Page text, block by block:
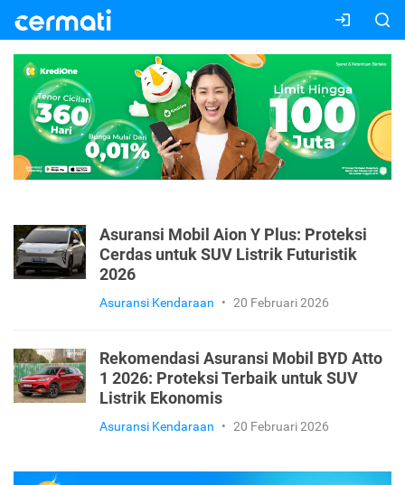
Asuransi Mobil Aion Y Plus: Proteksi
Cerdas untuk SUV Listrik Futuristik
2026
Asuransi Kendaraan • 20 Februari 2026
Rekomendasi Asuransi Mobil BYD Atto
1 2026: Proteksi Terbaik untuk SUV
Listrik Ekonomis
Asuransi Kendaraan • 20 Februari 2026